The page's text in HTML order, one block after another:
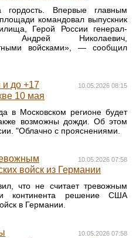
Впервые главным
командовал выпускник
Герой России генерал-
Андрей Николаевич,
войсками», — сообщил
10.05.2026 08:15
и до +17
10 мая
в Московском регионе будет
возможны дожди. Об этом
"Облачно с прояснениями.
10.05.2026 07:58
войск из Германии
что не считает тревожным
континента решение США
в Германии.
10.05.2026 07:58